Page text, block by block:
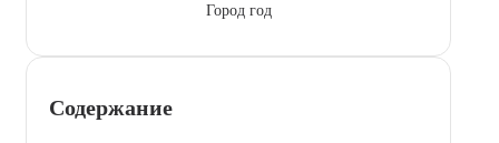
Город год
Содержание